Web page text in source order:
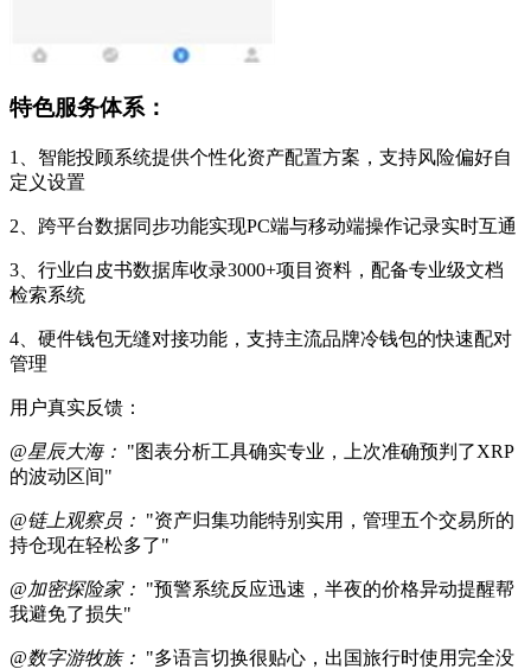
特色服务体系：
1、智能投顾系统提供个性化资产配置方案，支持风险偏好自
定义设置
2、跨平台数据同步功能实现PC端与移动端操作记录实时互通
3、行业白皮书数据库收录3000+项目资料，配备专业级文档
检索系统
4、硬件钱包无缝对接功能，支持主流品牌冷钱包的快速配对
管理
用户真实反馈：
@星辰大海： "图表分析工具确实专业，上次准确预判了XRP
的波动区间"
@链上观察员： "资产归集功能特别实用，管理五个交易所的
持仓现在轻松多了"
@加密探险家： "预警系统反应迅速，半夜的价格异动提醒帮
我避免了损失"
@数字游牧族： "多语言切换很贴心，出国旅行时使用完全没